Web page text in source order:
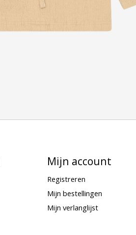
Mijn account
Registreren
Mijn bestellingen
Mijn verlanglijst